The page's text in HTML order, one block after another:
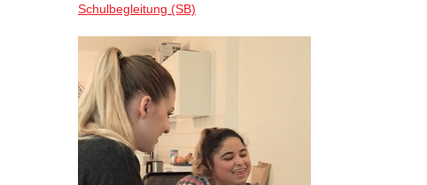
Schulbegleitung (SB)